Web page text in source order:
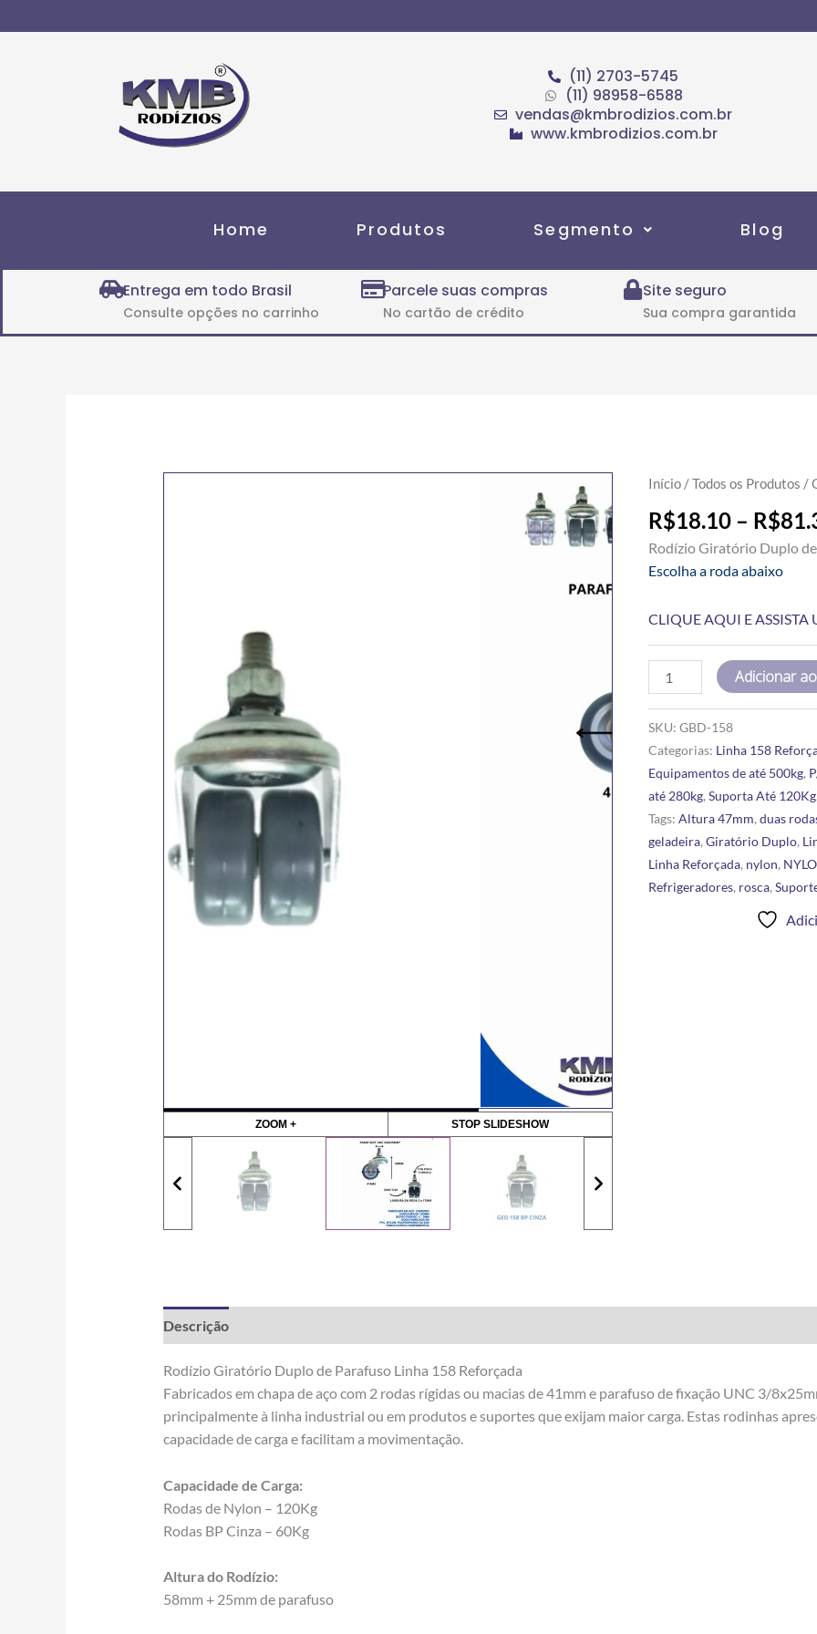
para
(11) 2703-5745
(11) 98958-6588
vendas@kmbrodizios.com.br
www.kmbrodizios.com.br
Home Produtos Segmento Blog
Entrega em todo Brasil
Consulte opções no carrinho
Parcele suas compras
No cartão de crédito
Site seguro
Sua compra garantida
ZOOM + STOP SLIDESHOW
Início /Todos os Produtos /
R$18.10 – R$
Rodízio Giratório Duplo
Escolha a roda abaixo
CLIQUE AQUI E
GIRATÓRIO
ESPIGA
DUPLO
158
(GED)
Adicionar
SKU:GBD-158
Categorias: Linha 158
Equipamentos de até 500kg,
até 280kg,Suporta Até 120Kg
Tags:Altura 47mm,duas
geladeira,Giratório Duplo,
Linha Reforçada, nylon,
Refrigeradores, rosca,
Descrição
Rodízio Giratório Duplo de Parafuso Linha 158 Reforçada
Fabricados em chapa de aço com 2 rodas rígidas ou macias de 41mm e parafuso de fixação UNC 3/
principalmente à linha industrial ou em produtos e suportes que exijam maior carga. Estas rodinhas
capacidade de carga e facilitam a movimentação.
Capacidade de Carga:
Rodas de Nylon – 120Kg
Rodas BP Cinza – 60Kg
Altura do Rodízio:
58mm + 25mm de parafuso